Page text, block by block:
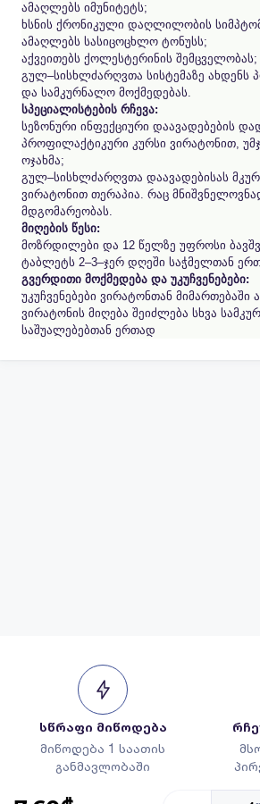
ამაღლებს იმუნიტეტს;
ხსნის ქრონიკული დაღლილობის
ამაღლებს სასიცოცხლო ტონუსს;
აქვეითებს ქოლესტერინის შემცველობას;
გულ–სისხლძარღვთა სისტემაზე ახდენს
და სამკურნალო მოქმედებას.
სპეციალისტების რჩევა:
სეზონური ინფექციური დაავადებების
პროფილაქტიკური კურსი ვირატონით,
ოჯახმა;
გულ–სისხლძარღვთა დაავადებისას
ვირატონით თერაპია. რაც
მდგომარეობას.
მიღების წესი:
მოზრდილები და 12 წელზე უფროსი
ტაბლეტს 2–3–ჯერ დღეში საჭმელთან
გვერდითი მოქმედება და უკუჩვენებები:
უკუჩვენებები ვირატონთან მიმართებაში
ვირატონის მიღება შეიძლება სხვა
საშუალებებთან ერთად
სწრაფი მიწოდება
მიწოდება 1 საათის
განმავლობაში